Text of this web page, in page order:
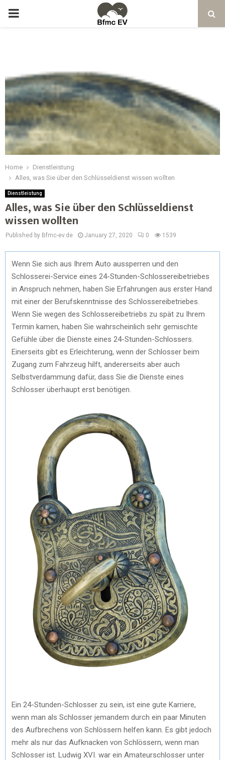
Home
Dienstleistung
Alles, was Sie über den Schlüsseldienst wissen wollten
Dienstleistung
Alles, was Sie über den Schlüsseldienst
wissen wollten
Published by Bfmc-ev.de January 27, 2020 0 1539
Wenn Sie sich aus Ihrem Auto aussperren und den
Schlosserei-Service eines 24-Stunden-Schlossereibetriebes
in Anspruch nehmen, haben Sie Erfahrungen aus erster Hand
mit einer der Berufskenntnisse des Schlossereibetriebes.
Wenn Sie wegen des Schlossereibetriebs zu spät zu Ihrem
Termin kamen, haben Sie wahrscheinlich sehr gemischte
Gefühle über die Dienste eines 24-Stunden-Schlossers.
Einerseits gibt es Erleichterung, wenn der Schlosser beim
Zugang zum Fahrzeug hilft, andererseits aber auch
Selbstverdammung dafür, dass Sie die Dienste eines
Schlosser überhaupt erst benötigen.
Ein 24-Stunden-Schlosser zu sein, ist eine gute Karriere,
wenn man als Schlosser jemandem durch ein paar Minuten
des Aufbrechens von Schlössern helfen kann. Es gibt jedoch
mehr als nur das Aufknacken von Schlössern, wenn man
Schlosser ist. Ludwig XVI. war ein Amateurschlosser unter